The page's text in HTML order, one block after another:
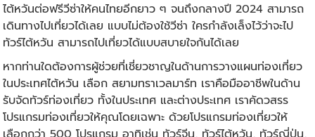
ไต้หวันต่อฟรีวีซ่าให้คนไทยอีกยาว ๆ จนถึงกลางปี 2024 สามารถ
เดินทางไปเที่ยวได้เลย แบบไม่ต้องใช้วีซ่า ใครกำลังเล็งไว้ว่าจะไป
ทัวร์ไต้หวัน สามารถไปเที่ยวได้แบบสบายใจกันได้เลย
หากท่านใดต้องการผู้ช่วยที่เชี่ยวชาญในด้านการวางแผนท่องเที่ยว
ในประเทศไต้หวัน เลือก สยามทราเวลมาร์ท เราคือมืออาชีพในด้าน
รับจัดทัวร์ท่องเที่ยว ทั้งในประเทศ และต่างประเทศ เราคัดวสรร
โปรแกรมท่องเที่ยวให้คุณโดยเฉพาะ ด้วยโปรแกรมท่องเที่ยวให้